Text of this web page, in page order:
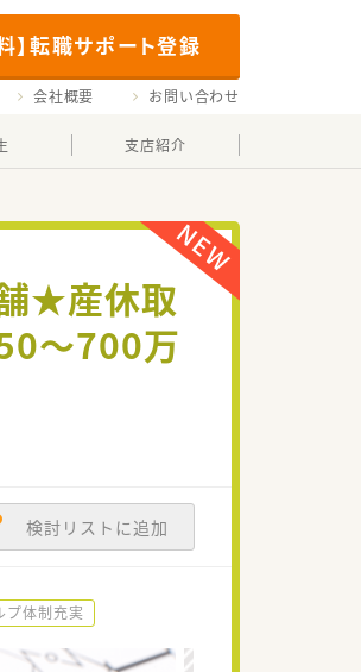
】転職サポート登録
会社概要 お問い合わせ
支店紹介
★産休取
～700万
検討リストに追加
プ体制充実